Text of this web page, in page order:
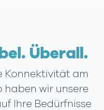
Überall.
Konnektivität am
haben wir unsere
Ihre Bedürfnisse